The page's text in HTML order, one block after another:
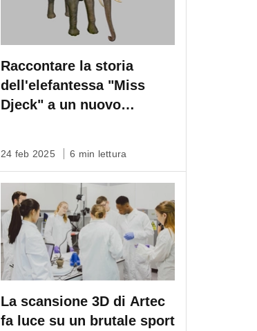
Raccontare la storia
dell'elefantessa "Miss
Djeck" a un nuovo
24 feb 2025 6 min lettura
La scansione 3D di Artec
fa luce su un brutale sport